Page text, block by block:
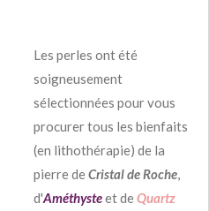
Les perles ont été
soigneusement
sélectionnées pour vous
procurer tous les bienfaits
(en lithothérapie) de la
pierre deCristal de Roche,
d'Améthysteet deQuartz